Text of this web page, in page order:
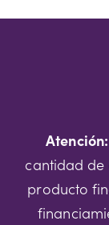
Atención:
cantidad
producto